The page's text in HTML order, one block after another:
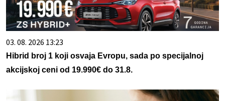
03. 08. 2026 13:23
Hibrid broj 1 koji osvaja Evropu, sada po specijalnoj
akcijskoj ceni od 19.990€ do 31.8.